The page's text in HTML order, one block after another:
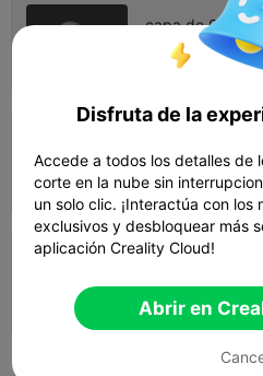
capa de
 59m 19s
relleno
 01h 07m
1d 09h
Ver
Disfruta de la
Accede a todos los detalles de
corte en la nube sin
un solo clic. ¡Interactúa con
exclusivos y desbloquear más
aplicación Creality Cloud!
Abrir en